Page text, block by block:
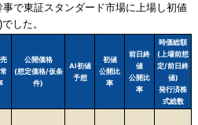
で東証スタンダード市場に上場し初値
した。
公開価格
(想定価格/仮条
件)
AI初値
予想
初値
公開比
率
前日終
値
公開比
率
時価総額
(上場前想
定/前日終
値)
発行済株
式総数